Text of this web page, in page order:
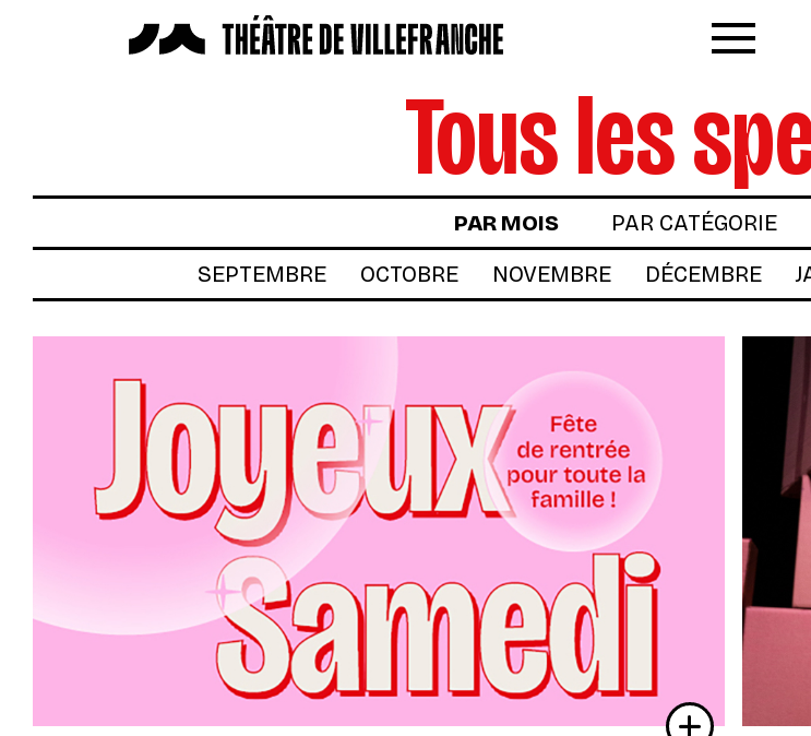
Menu
À TÉLÉCHARGER
S’INSCRIRE À LA NEWSLETTER
Tous les
PAR MOIS PAR CATÉGORIE
SEPTEMBRE
OCTOBRE NOVEMBRE DÉCEMBRE